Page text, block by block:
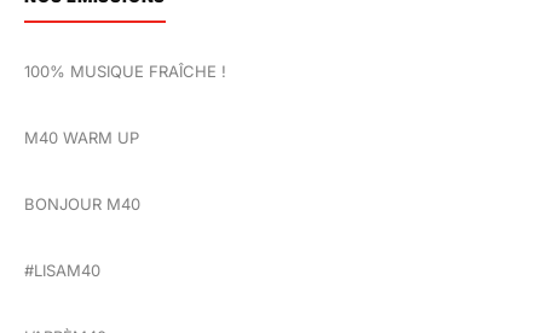
100% MUSIQUE FRAÎCHE !
M40 WARM UP
BONJOUR M40
#LISAM40